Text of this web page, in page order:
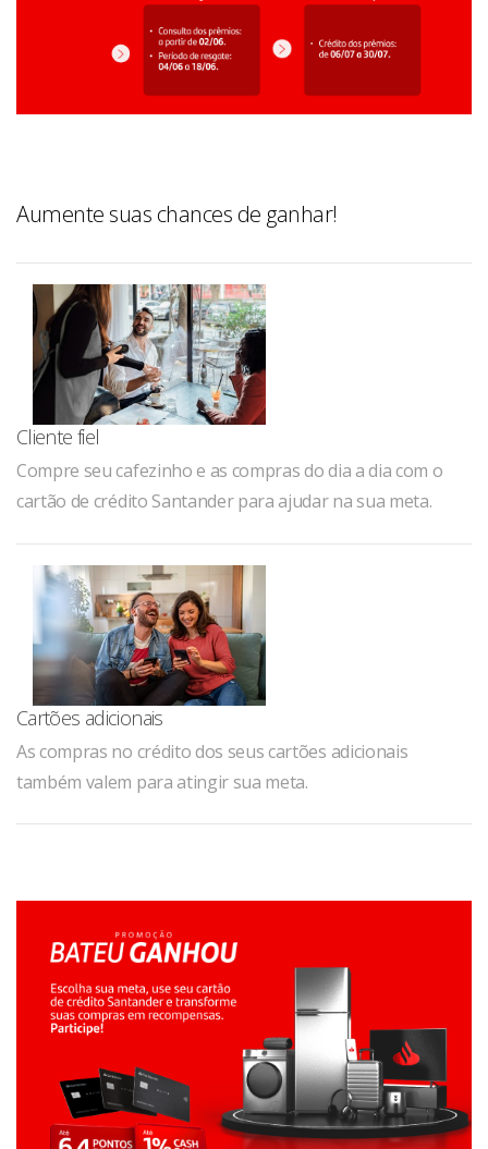
Aumente suas chances de ganhar!
Cliente fiel
Compre seu cafezinho e as compras do dia a dia com o
cartão de crédito Santander para ajudar na sua meta.
Cartões adicionais
As compras no crédito dos seus cartões adicionais
também valem para atingir sua meta.